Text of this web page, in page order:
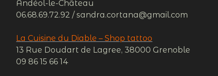
Andéol-le-Château
06.68.69.72.92 / sandra.cortana@gmail.com
La Cuisine du Diable – Shop tattoo
13 Rue Doudart de Lagree, 38000 Grenoble
09 86 15 66 14